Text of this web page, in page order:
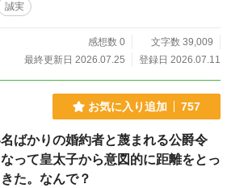
誠実
感想数 0
文字数 39,009
最終更新日 2026.07.25
登録日 2026.07.11
お気に入り追加 757
ばかりの婚約者と蔑まれる公爵令
って皇太子から意図的に距離をとっ
た。なんで？